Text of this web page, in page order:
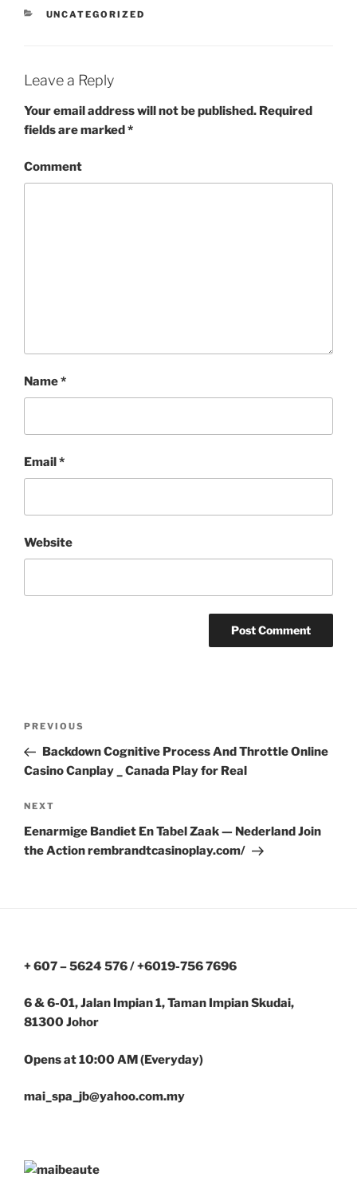
CATEGORIES
UNCATEGORIZED
Leave a Reply
Your email address will not be published. Required
fields are marked*
Comment
Name*
Email *
Website
Previous
Post
PREVIOUS
Backdown Cognitive Process And Throttle Online
Casino Canplay _ Canada Play for Real
Next
Post
NEXT
Eenarmige Bandiet En Tabel Zaak — Nederland Join
the Action rembrandtcasinoplay.com/
+ 607 – 5624 576 / +6019-756 7696
6 & 6-01, Jalan Impian 1, Taman Impian Skudai,
81300 Johor
Opens at 10:00 AM (Everyday)
mai_spa_jb@yahoo.com.my